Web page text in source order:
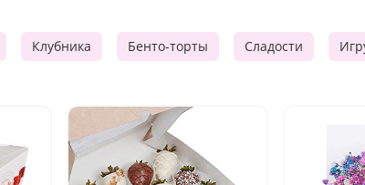
Клубника Бенто-торты Сладости